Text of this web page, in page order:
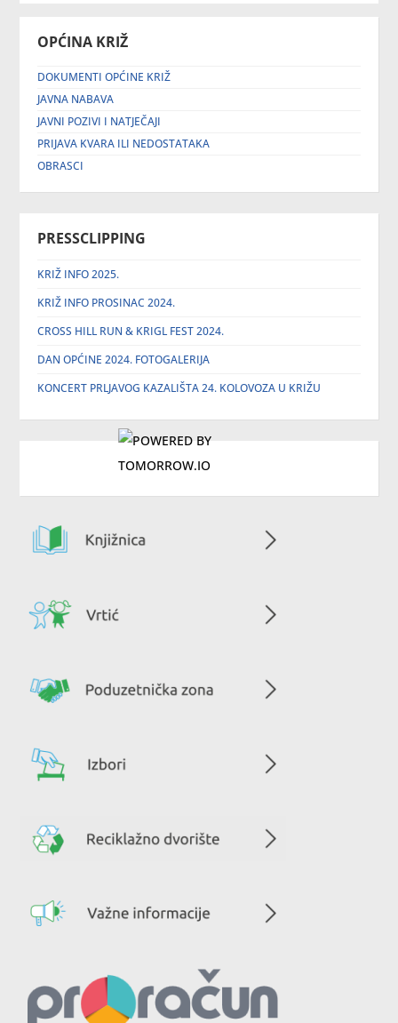
OPĆINA KRIŽ
DOKUMENTI OPĆINE KRIŽ
JAVNA NABAVA
JAVNI POZIVI I NATJEČAJI
PRIJAVA KVARA ILI NEDOSTATAKA
OBRASCI
PRESSCLIPPING
KRIŽ INFO 2025.
KRIŽ INFO PROSINAC 2024.
CROSS HILL RUN & KRIGL FEST 2024.
DAN OPĆINE 2024. FOTOGALERIJA
KONCERT PRLJAVOG KAZALIŠTA 24. KOLOVOZA U KRIŽU